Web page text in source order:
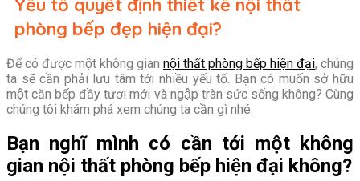
Yếu tố quyết định thiết kế nội thất
phòng bếp đẹp hiện đại?
Để có được một không gian nội thất phòng bếp hiện đại, chúng
ta sẽ cần phải lưu tâm tới nhiều yếu tố. Bạn có muốn sở hữu
một căn bếp đầy tươi mới và ngập tràn sức sống không? Cùng
chúng tôi khám phá xem chúng ta cần gì nhé.
Bạn nghĩ mình có cần tới một không
gian nội thất phòng bếp hiện đại không?